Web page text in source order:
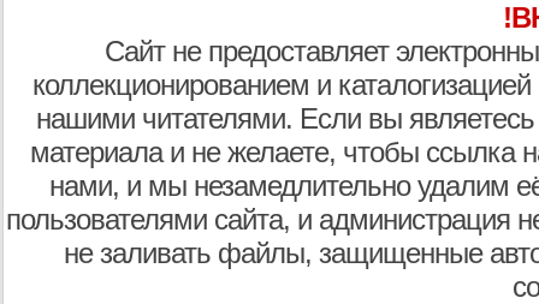
Сайт не предоставляет
коллекционированием и
нашими читателями. Если вы являетесь
материала и не желаете, чтобы ссылка
нами, и мы незамедлительно удалим
пользователями сайта, и администрация
не заливать файлы, защищенные